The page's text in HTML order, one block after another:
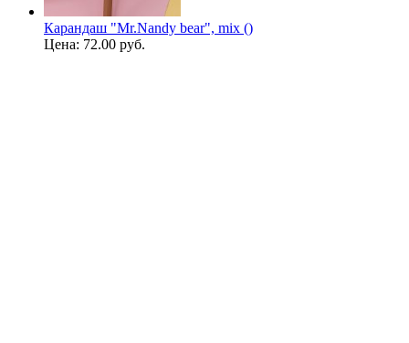
Карандаш "Mr.Nandy bear", mix ()
Цена: 72.00 руб.